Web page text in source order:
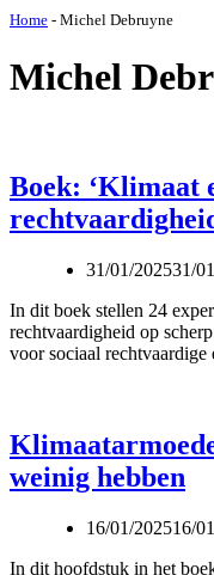
Home - Michel Debruyne
Michel
Boek: ‘Klimaat
31/01/202531/
In dit boek stellen 24
rechtvaardigheid op
voor sociaal rechtvaardige
weinig hebben
16/01/202516/
In dit hoofdstuk in het